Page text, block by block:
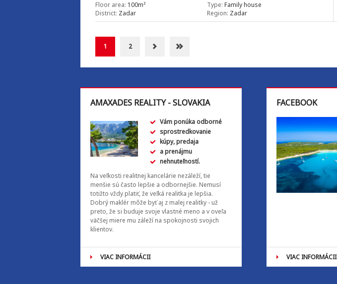
Floor area: 100m² Type: Family house
District: Zadar Region: Zadar
1 2
AMAXADES REALITY - SLOVAKIA
Vám ponúka odborné
sprostredkovanie
kúpy, predaja
a prenájmu
nehnuteľností.
Na veľkosti realitnej kancelárie nezáleží, tie
menšie sú často lepšie a odbornejšie. Nemusí
totižto vždy platiť, že veľká realitka je lepšia.
Dobrý maklér môže byť aj z malej realitky - už
preto, že si buduje svoje vlastné meno a v oveľa
väčšej miere mu záleží na spokojnosti svojich
klientov.
VIAC INFORMÁCII
FACEBOOK
VIAC INFORMÁCII